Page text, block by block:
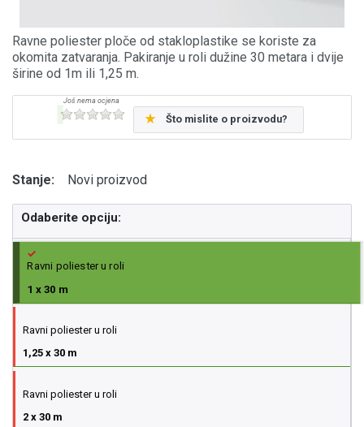
Ravne poliester ploče od stakloplastike se koriste za
okomita zatvaranja. Pakiranje u roli dužine 30 metara i dvije
širine od 1m ili 1,25 m.
Što mislite o proizvodu?
Stanje: Novi proizvod
Odaberite opciju:
Ravni poliester u roli
1 x 30 m
Ravni poliester u roli
1,25 x 30 m
Ravni poliester u roli
2 x 30 m